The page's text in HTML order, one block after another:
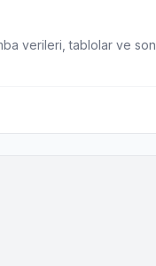
verileri, tablolar ve son